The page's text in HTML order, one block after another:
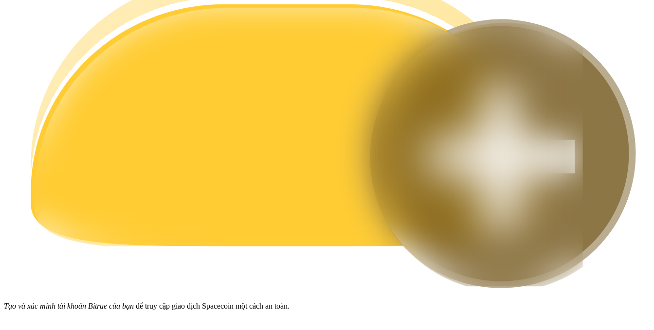
Chiến lược giao dịch
Học cách duy trì lợi nhuận
Tạo và xác minh tài khoản Bitrue của bạn để truy cập giao dịch Spacecoin một cách an toàn.